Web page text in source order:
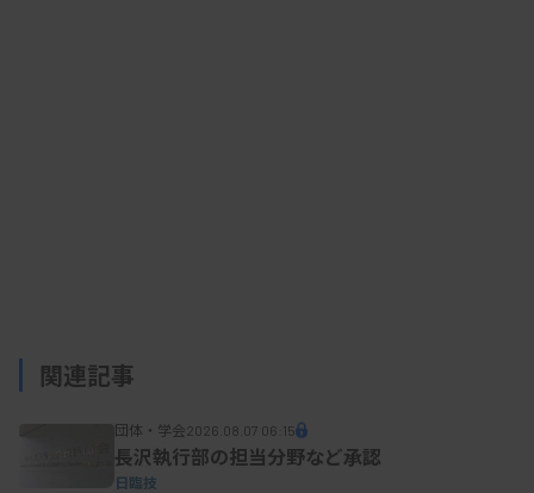
資料はこちら
関連記事
団体・学会2026.08.07 06:15
長沢執行部の担当分野など承認
日臨技